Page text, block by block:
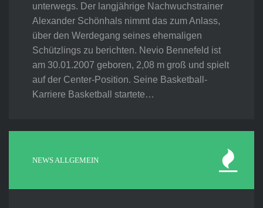
unterwegs. Der langjährige Nachwuchstrainer
Alexander Schönhals nimmt das zum Anlass,
über den Werdegang seines ehemaligen
Schützlings zu berichten. Nevio Bennefeld ist
am 30.01.2007 geboren, 2,08 m groß und spielt
auf der Center-Position. Seine Basketball-
Karriere Basketball startete…
NEWS ALLGEMEIN